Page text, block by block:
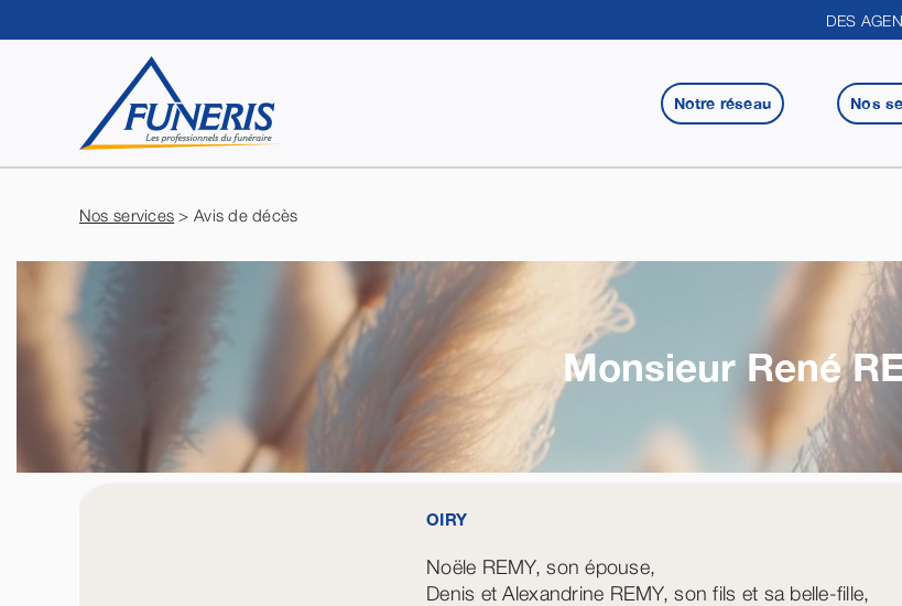
au
DES
Notre réseau Nos
Nos services > Avis de décès
Monsieur René
OIRY
Noële REMY, son épouse,
Denis et Alexandrine REMY, son fils et sa belle-fille,